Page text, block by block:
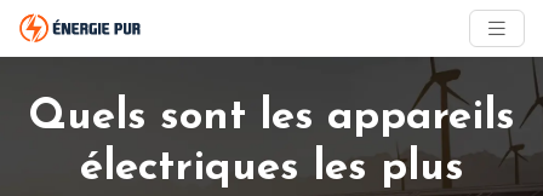
Quels sont les appareils
électriques les plus